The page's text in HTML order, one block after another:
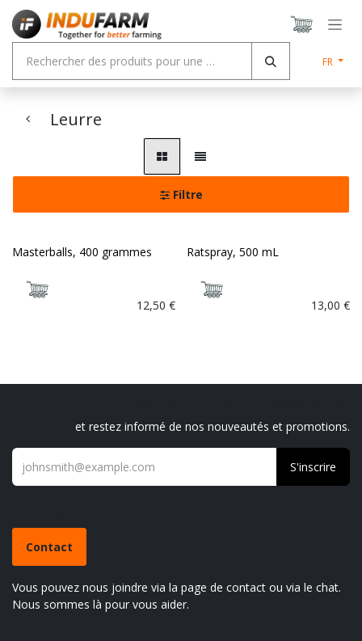
Se rendre au contenu
FR
Leurre
Filtre
Masterballs, 400 grammes
12,50 €
Ratspray, 500 mL
13,00 €
et restez informé de nos nouveautés et promotions.
S'inscrire
Contact
Vous pouvez nous joindre via la page de contact ou via le chat.
Nous sommes là pour vous aider.